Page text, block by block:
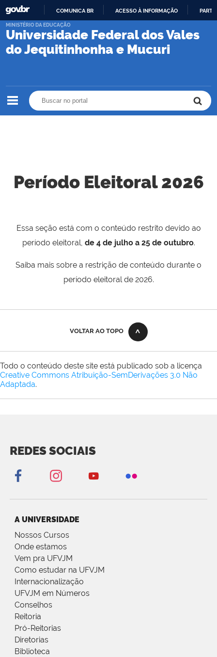
PARA
CONTEÚDO
COMUNICA BR ACESSO À INFORMAÇÃO
Universidade Federal dos Vales
do Jequitinhonha e Mucuri
MINISTÉRIO DA EDUCAÇÃO
Período Eleitoral 2026
Essa seção está com o conteúdo restrito devido ao
período eleitoral, de 4 de julho a 25 de outubro.
Saiba mais sobre a restrição de conteúdo durante o
período eleitoral de 2026.
VOLTAR AO TOPO
Todo o conteúdo deste site está publicado sob a licença
Creative Commons Atribuição-SemDerivações 3.0 Não
Adaptada.
REDES SOCIAIS
A UNIVERSIDADE
Nossos Cursos
Onde estamos
Vem pra UFVJM
Como estudar na UFVJM
Internacionalização
UFVJM em Números
Conselhos
Reitoria
Pró-Reitorias
Diretorias
Biblioteca